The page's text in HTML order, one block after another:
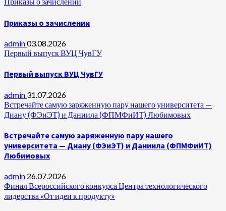
Приказы о зачислении
admin03.08.2026
Первый выпуск ВУЦ ЧувГУ
Первый выпуск ВУЦ ЧувГУ
admin 31.07.2026
Встречайте самую заряженную пару нашего университета —
Диану (ФЭиЭТ) и Даниила (ФПМФиИТ) Любимовых
Встречайте самую заряженную пару нашего
университета — Диану (ФЭиЭТ) и Даниила (ФПМФиИТ)
Любимовых
admin 26.07.2026
Финал Всероссийского конкурса Центра технологического
лидерства «От идеи к продукту»